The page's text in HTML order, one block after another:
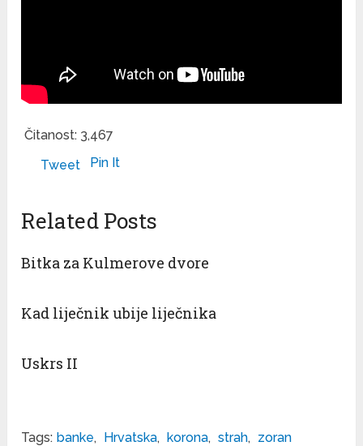
Čitanost: 3,467
Tweet
Pin It
Related Posts
Bitka za Kulmerove dvore
Kad liječnik ubije liječnika
Uskrs II
Tags: banke, Hrvatska, korona, strah, zoran